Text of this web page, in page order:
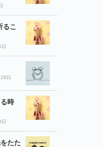
るこ
日
時
たた